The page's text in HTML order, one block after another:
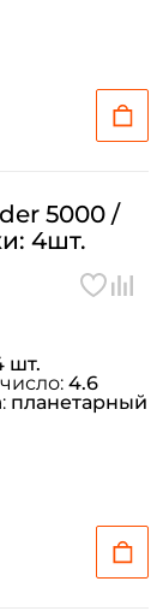
5000 /
4шт.
шт.
4.6
планетарный